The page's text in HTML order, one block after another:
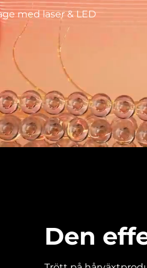
med laser & LED
Den
Set